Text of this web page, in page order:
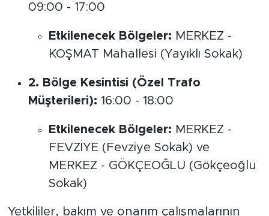
09:00 - 17:00
Etkilenecek Bölgeler: MERKEZ -
KOŞMAT Mahallesi (Yayıklı Sokak)
2. Bölge Kesintisi (Özel Trafo
Müşterileri): 16:00 - 18:00
Etkilenecek Bölgeler: MERKEZ -
FEVZİYE (Fevziye Sokak) ve
MERKEZ - GÖKÇEOĞLU (Gökçeoğlu
Sokak)
Yetkililer, bakım ve onarım çalışmalarının